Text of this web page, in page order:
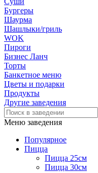
Бургеры
Шаурма
Шашлыки/гриль
WOK
Пироги
Бизнес Ланч
Торты
Банкетное меню
Цветы и подарки
Продукты
Другие заведения
Меню заведения
Популярное
Пицца
Пицца 25см
Пицца 30см